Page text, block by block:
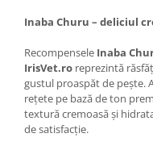
Inaba Churu – deliciul
Recompensele Inaba
IrisVet.ro reprezintă
gustul proaspăt de pește.
rețete pe bază de ton
textură cremoasă și
de satisfacție.